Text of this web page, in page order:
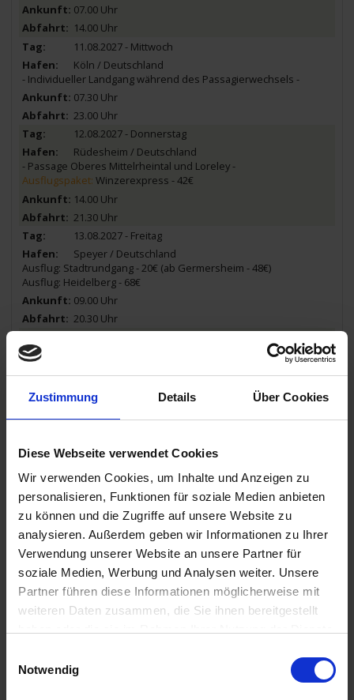
Zustimmung Details Über Cookies
Diese Webseite verwendet Cookies
Wir verwenden Cookies, um Inhalte und Anzeigen zu
personalisieren, Funktionen für soziale Medien anbieten
zu können und die Zugriffe auf unsere Website zu
analysieren. Außerdem geben wir Informationen zu Ihrer
Verwendung unserer Website an unsere Partner für
soziale Medien, Werbung und Analysen weiter. Unsere
Partner führen diese Informationen möglicherweise mit
weiteren Daten zusammen, die Sie ihnen bereitgestellt
Notwendig
07.00 Uhr
14.00 Uhr
11.08.2027 - Mittwoch
Köln / Deutschland
- Individueller Landgang während des Passagierwechsels -
07.30 Uhr
23.00 Uhr
12.08.2027 - Donnerstag
Rüdesheim / Deutschland
- Passage Oberes Mittelrheintal und Loreley -
Ausflugspaket: Winzerexpress - 42€
14.00 Uhr
21.30 Uhr
13.08.2027 - Freitag
Speyer / Deutschland
Ausflug: Stadtrundgang - 20€ (ab Germersheim - 48€)
Ausflug: Heidelberg - 68€
09.00 Uhr
20.30 Uhr
14.00 Uhr
15.08.2027 - Sonntag
Ausflug: Kleine Schweiz-Rundreise - 130€
08.00 Uhr
18.00 Uhr
16.08.2027 - Montag
Breisach / Deutschland
Ausflug: Colmar - 57€
01.00 Uhr
13.00 Uhr
17.08.2027 - Dienstag
Worms / Deutschland
Ausflug: Dombesichtigung - 28€
07.00 Uhr